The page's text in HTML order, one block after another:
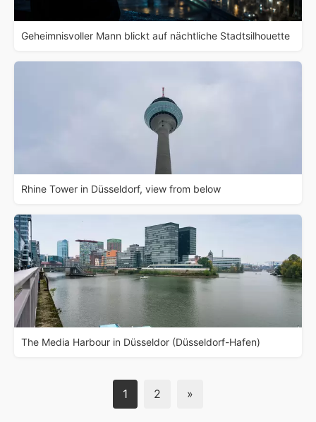
Geheimnisvoller Mann blickt auf nächtliche Stadtsilhouette
Rhine Tower in Düsseldorf, view from below
The Media Harbour in Düsseldor (Düsseldorf-Hafen)
1 2 »